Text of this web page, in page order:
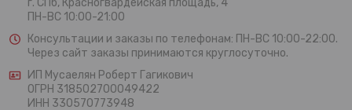
г. СПб, Красногвардейская площадь, 4
ПН-ВС 10:00-21:00
Консультации и заказы по телефонам: ПН-ВС 10:00-22:00.
Через сайт заказы принимаются круглосуточно.
ИП Мусаелян Роберт Гагикович
ОГРН 318502700049422
ИНН 330570773948